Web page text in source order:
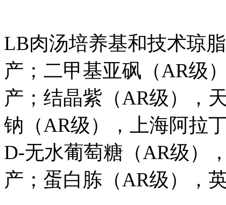
LB肉汤培养基和技术琼
产；二甲基亚砜（AR级
产；结晶紫（AR级），
钠（AR级），上海阿拉
D-无水葡萄糖（AR级）
产；蛋白胨（AR级），